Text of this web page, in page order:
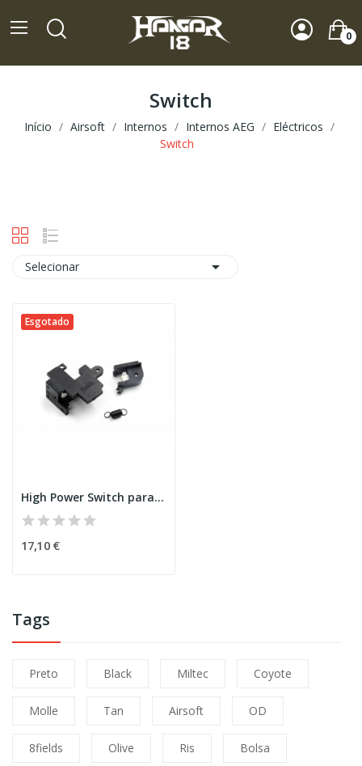
0
Switch
Início Airsoft Internos Internos AEG
Eléctricos
Switch
Tags
Preto Black Miltec Coyote
Molle Tan Airsoft OD
8fields Olive Ris Bolsa
Selecionar 
Esgotado
High Power Switch para Ver.2 [MODIFY]
17,10 €